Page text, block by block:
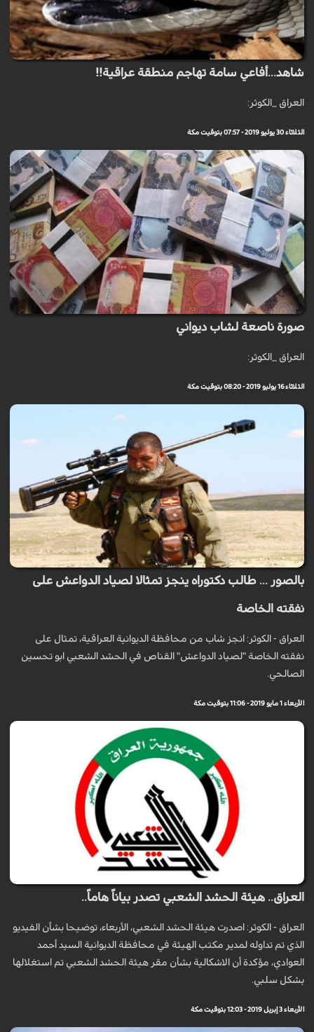
شاهد...أفاعي سامة تهاجم منطقة عراقية!!
العراق _الكوثر:
الثلاثاء 30 يوليو 2019 - 07:57 بتوقيت مكة
صورة ناصعة لشاب ديواني
العراق _الكوثر:
الثلاثاء 16 يوليو 2019 - 08:20 بتوقيت مكة
بالصور ... طالب دكتوراه ينجز تمثالا لصياد الدواعش على
نفقته الخاصة
العراق - الكوثر: انجز شاب من محافظة الديوانية العراقية، تمثال على
نفقته الخاصة "لصياد الدواعش" القناص في الحشد الشعبي ابو تحسين
الصالحي.
الأربعاء 1 مايو 2019 - 11:06 بتوقيت مكة
العراق.. هيئة الحشد الشعبي تصدر بياناً هاماً..
العراق - الكوثر: اصدرت هيئة الحشد الشعبي، الأربعاء، توضيحا بشأن الفيديو
الذي تم تداوله لمدير مكتب الهيئة في محافظة الديوانية السيد أحمد
العوادي، مؤكدة أن الاشكالية بشأن مقر هيئة الحشد الشعبي تم استغلالها
بشكل سلبي.
الأربعاء 3 إبريل 2019 - 12:03 بتوقيت مكة